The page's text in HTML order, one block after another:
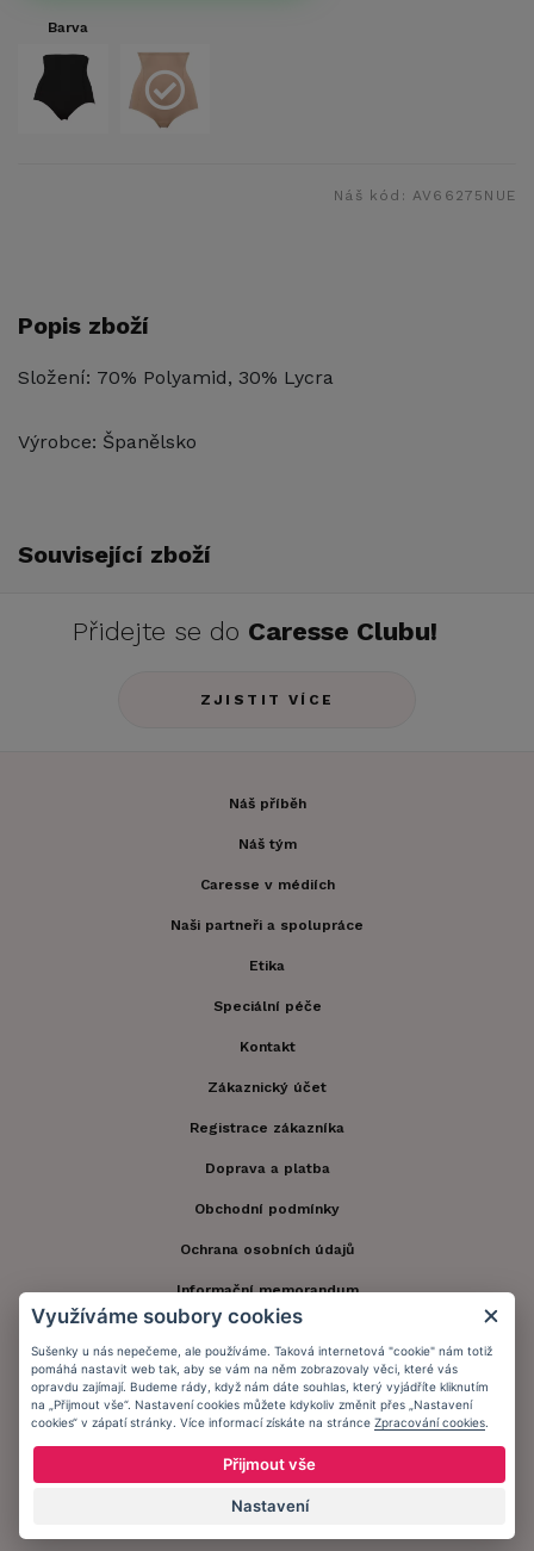
Barva
Náš kód: AV66275NUE
Popis zboží
Složení: 70% Polyamid, 30% Lycra
Výrobce: Španělsko
Související zboží
Přidejte se do Caresse Clubu!
ZJISTIT VÍCE
Náš příběh
Náš tým
Caresse v médiích
Naši partneři a spolupráce
Etika
Speciální péče
Kontakt
Zákaznický účet
Registrace zákazníka
Doprava a platba
Obchodní podmínky
Ochrana osobních údajů
Informační memorandum
Zůstaňte s námi v kontaktu.
Přijímáme platby:
Využíváme soubory cookies
Sušenky u nás nepečeme, ale používáme. Taková internetová "cookie" nám totiž
pomáhá nastavit web tak, aby se vám na něm zobrazovaly věci, které vás
opravdu zajímají. Budeme rády, když nám dáte souhlas, který vyjádříte kliknutím
na „Přijmout vše“. Nastavení cookies můžete kdykoliv změnit přes „Nastavení
cookies“ v zápatí stránky. Více informací získáte na stránce Zpracování cookies
Přijmout vše
Nastavení